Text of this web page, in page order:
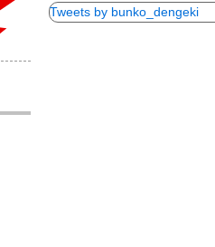
Tweets by bunko_dengeki